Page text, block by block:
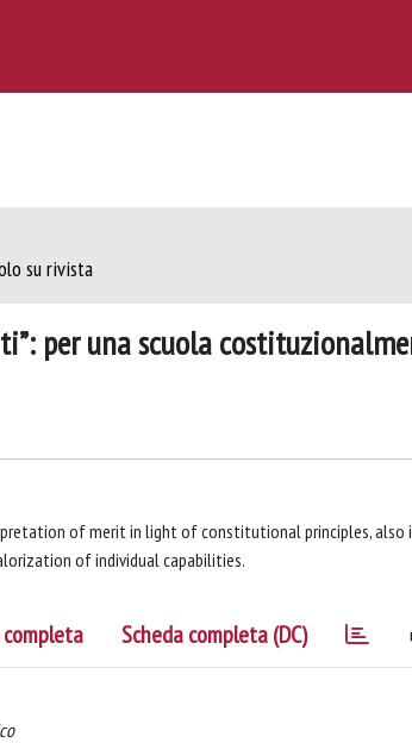
su rivista
per una scuola
of merit in light of constitutional principles,
of individual capabilities.
Scheda completa (DC)